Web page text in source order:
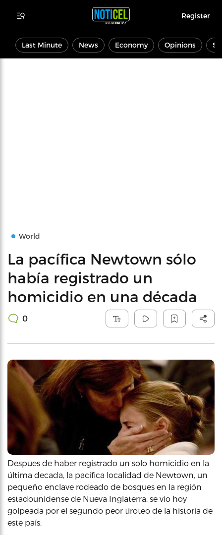
Register
Last Minute News Economy Opinions
World
La pacífica Newtown sólo
había registrado un
homicidio en una década
0
Despues de haber registrado un solo homicidio en la
última decada, la pacífica localidad de Newtown, un
pequeño enclave rodeado de bosques en la región
estadounidense de Nueva Inglaterra, se vio hoy
golpeada por el segundo peor tiroteo de la historia de
este país.